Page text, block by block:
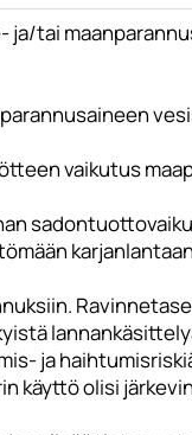
ja/tai
vaikutus
ja
käyttö olisi